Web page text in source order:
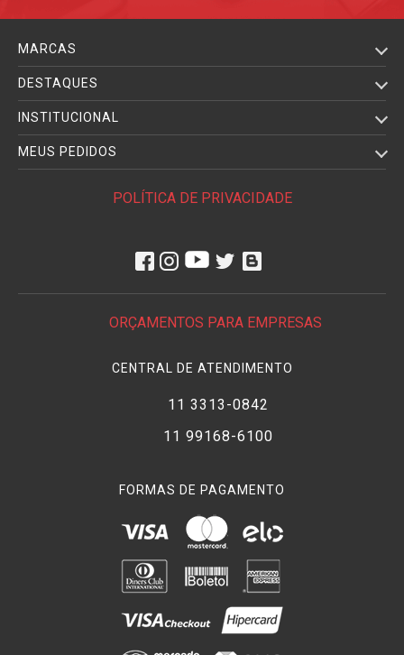
MARCAS
DESTAQUES
INSTITUCIONAL
MEUS PEDIDOS
POLÍTICA DE PRIVACIDADE
ORÇAMENTOS PARA EMPRESAS
CENTRAL DE ATENDIMENTO
11 3313-0842
11 99168-6100
FORMAS DE PAGAMENTO